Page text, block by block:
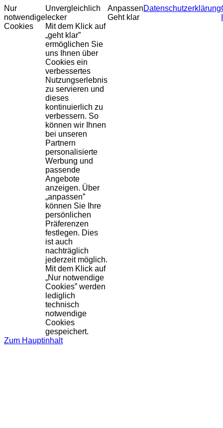
Nur
notwendige
Cookies
Unvergleichlich
lecker
Mit dem Klick auf
„geht klar”
ermöglichen Sie
uns Ihnen über
Cookies ein
verbessertes
Nutzungserlebnis
zu servieren und
dieses
kontinuierlich zu
verbessern. So
können wir Ihnen
bei unseren
Partnern
personalisierte
Werbung und
passende
Angebote
anzeigen. Über
„anpassen”
können Sie Ihre
persönlichen
Präferenzen
festlegen. Dies
ist auch
nachträglich
jederzeit möglich.
Mit dem Klick auf
„Nur notwendige
Cookies” werden
lediglich
technisch
notwendige
Cookies
gespeichert.
Anpassen
Geht klar
Datenschutzerklärung
Zum Hauptinhalt